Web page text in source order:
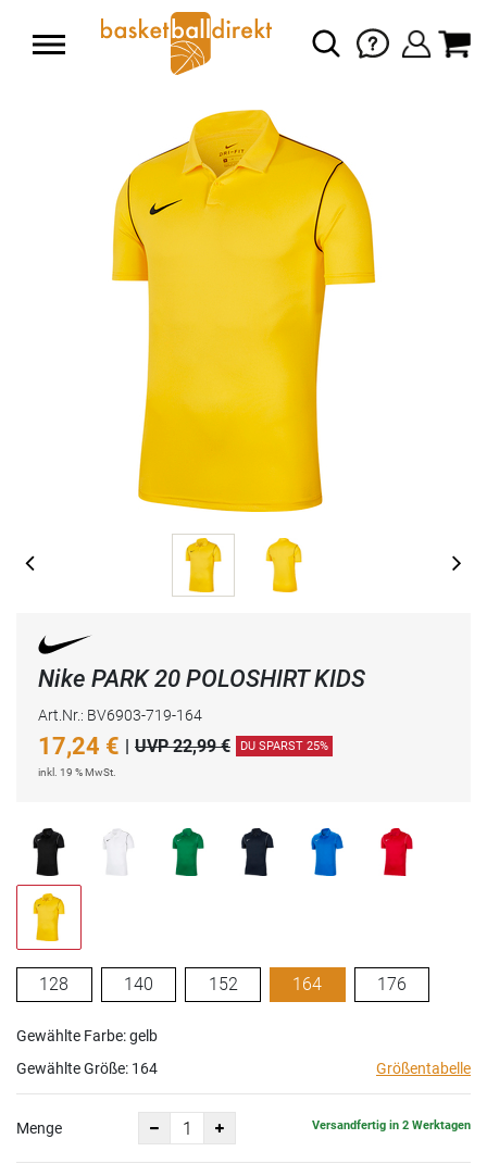
Nike PARK 20 POLOSHIRT KIDS
Art.Nr.: BV6903-719-164
17,24 € | UVP 22,99 € DU SPARST 25%
inkl. 19 % MwSt.
128 140 152 164 176
Gewählte Farbe: gelb
Gewählte Größe: 164 Größentabelle
Menge Versandfertig in 2 Werktagen